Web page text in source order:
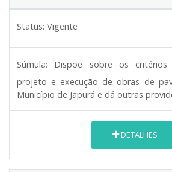
Status: Vigente
Súmula:
Dispõe sobre os
projeto e execução de obras de
Município de Japurá e dá outras
DETALHES